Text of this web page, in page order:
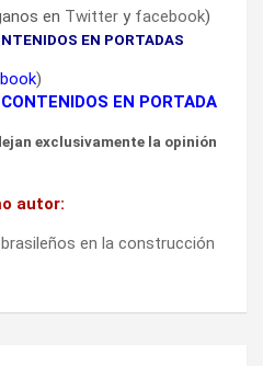
en Twitter y facebook)
EN PORTADAS
)
EN PORTADA
exclusivamente la opinión
autor:
en la construcción